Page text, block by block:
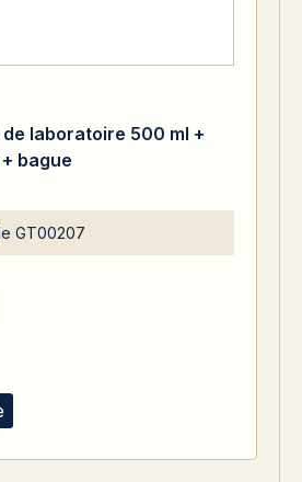
de 5 sur 5 étoiles
laboratoire 500 ml +
bague
GT00207